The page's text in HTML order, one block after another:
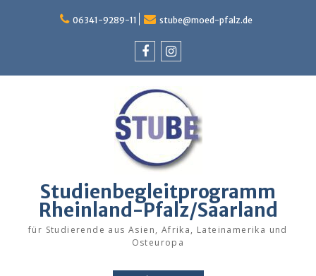
06341-9289-11 stube@moed-pfalz.de
Studienbegleitprogramm
Rheinland-Pfalz/Saarland
für Studierende aus Asien, Afrika, Lateinamerika und
Osteuropa